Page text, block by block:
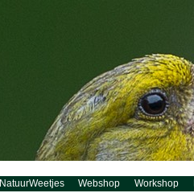
NatuurWeetjes Webshop Workshop